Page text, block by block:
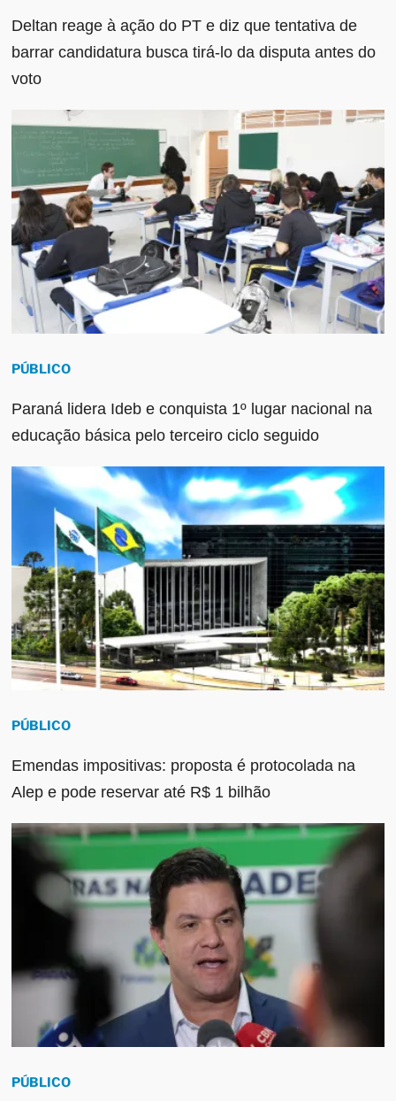
Deltan reage à ação do PT e diz que tentativa de
barrar candidatura busca tirá-lo da disputa antes do
voto
PÚBLICO
Paraná lidera Ideb e conquista 1º lugar nacional na
educação básica pelo terceiro ciclo seguido
PÚBLICO
Emendas impositivas: proposta é protocolada na
Alep e pode reservar até R$ 1 bilhão
PÚBLICO